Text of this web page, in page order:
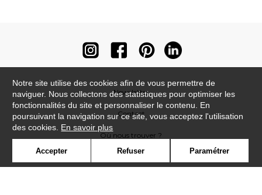
Newsletter
Contact
Où nous trouver ?
Notre site utilise des cookies afin de vous permettre de
naviguer. Nous collectons des statistiques pour optimiser les
fonctionnalités du site et personnaliser le contenu. En
poursuivant la navigation sur ce site, vous acceptez l'utilisation
des cookies. En savoir plus
Accepter Refuser Paramétrer